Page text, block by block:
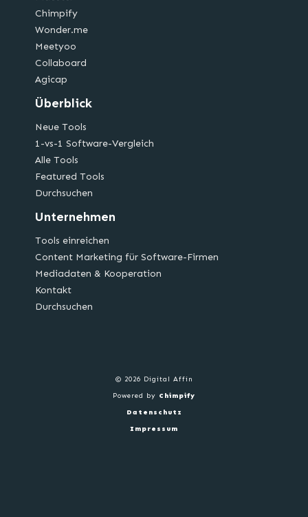
Chimpify
Wonder.me
Meetyoo
Collaboard
Agicap
Überblick
Neue Tools
1-vs-1 Software-Vergleich
Alle Tools
Featured Tools
Durchsuchen
Unternehmen
Tools einreichen
Content Marketing für Software-Firmen
Mediadaten & Kooperation
Kontakt
Durchsuchen
© 2026 Digital Affin
Powered by Chimpify
Datenschutz
Impressum